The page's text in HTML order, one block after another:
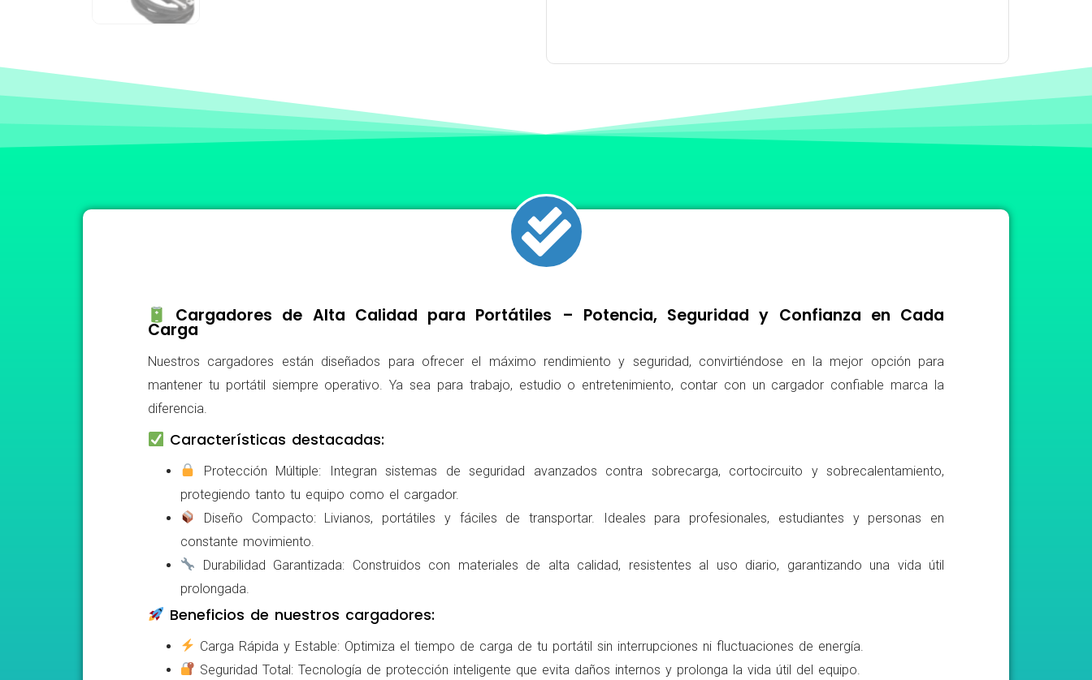
Cargadores de Alta Calidad para Portátiles – Potencia, Seguridad y Confianza en Cada
Carga
Nuestros cargadores están diseñados para ofrecer el máximo rendimiento y seguridad, convirtiéndose en la mejor opción para
mantener tu portátil siempre operativo. Ya sea para trabajo, estudio o entretenimiento, contar con un cargador confiable marca la
diferencia.
Características destacadas:
Protección Múltiple: Integran sistemas de seguridad avanzados contra sobrecarga, cortocircuito y sobrecalentamiento,
protegiendo tanto tu equipo como el cargador.
Diseño Compacto: Livianos, portátiles y fáciles de transportar. Ideales para profesionales, estudiantes y personas en
constante movimiento.
Durabilidad Garantizada: Construidos con materiales de alta calidad, resistentes al uso diario, garantizando una vida útil
prolongada.
Beneficios de nuestros cargadores:
Carga Rápida y Estable: Optimiza el tiempo de carga de tu portátil sin interrupciones ni fluctuaciones de energía.
Seguridad Total: Tecnología de protección inteligente que evita daños internos y prolonga la vida útil del equipo.